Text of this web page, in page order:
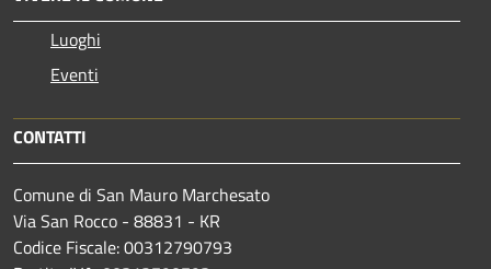
Luoghi
Eventi
CONTATTI
Comune di San Mauro Marchesato
Via San Rocco - 88831 - KR
Codice Fiscale: 00312790793